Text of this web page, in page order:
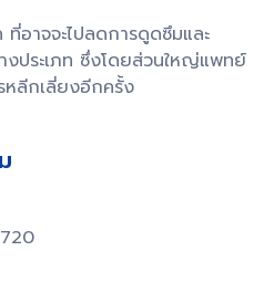
ที่อาจจะไปลดการดูดซึมและ
งประเภท ซึ่งโดยส่วนใหญ่แพทย์
หลีกเลี่ยงอีกครั้ง